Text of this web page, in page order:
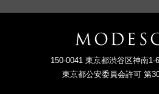
150-0041 東京都渋谷区神南1-
東京都公安委員会許可 第